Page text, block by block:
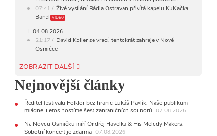
07:41
Živé vysílání Rádia Ostravan přivítá kapelu KuKačka
Band
VIDEO
04.08.2026
21:17
David Koller se vrací, tentokrát zahraje v Nové
Osmičce
03.08.2026
Svatováclavského hudebního festivalu zbývá měsíc
29.07.2026
11:00
Do Ostravy se vrací britští Modestep, vystoupí v
listopadu v klubu Barrák VIDEO
10:33
Úsměvné historky ze života ostravské kapely Verše:
Od zapomenutých baterek až po kuriózní krádež kláves
ZOBRAZIT DALŠÍ
Nejnovější články
Ředitel festivalu Folklor bez hranic Lukáš Pavlík: Naše publikum
mládne. Letos hostíme šest zahraničních souborů 07.08.2026
Na Novou Osmičku míří Ondřej Havelka & His Melody Makers.
Sobotní koncert je zdarma 07.08.2026